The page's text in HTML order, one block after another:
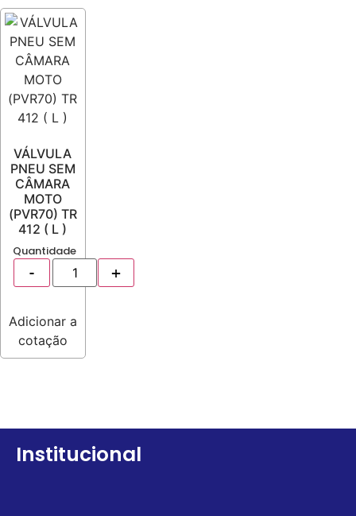
VÁLVULA
PNEU SEM
CÂMARA
MOTO
(PVR70) TR
412 ( L )
Quantidade
Adicionar a
cotação
Institucional